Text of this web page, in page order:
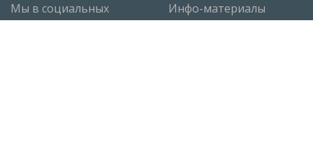
Мы в социальных
сетях
Инфо-материалы